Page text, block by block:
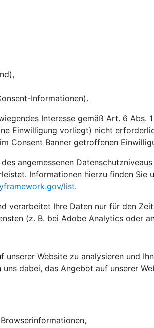
Informationen).
Interesse gemäß Art. 6 Abs.
Einwilligung vorliegt) nicht
Consent Banner getroffenen
angemessenen
Informationen hierzu finden Sie
list.
verarbeitet Ihre Daten nur für den
(z. B. bei Adobe Analytics oder
Website zu analysieren und
dabei, das Angebot auf unserer